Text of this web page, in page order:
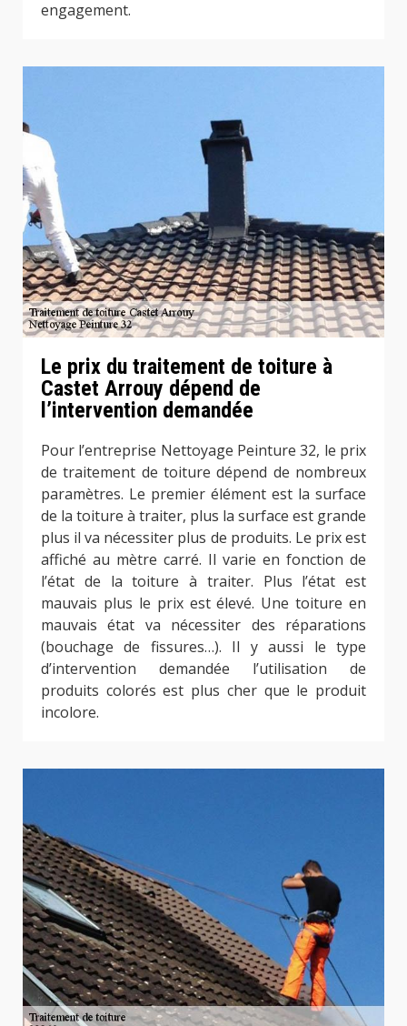
engagement.
Le prix du traitement de toiture à
Castet Arrouy dépend de
l’intervention demandée
Pour l’entreprise Nettoyage Peinture 32, le prix
de traitement de toiture dépend de nombreux
paramètres. Le premier élément est la surface
de la toiture à traiter, plus la surface est grande
plus il va nécessiter plus de produits. Le prix est
affiché au mètre carré. Il varie en fonction de
l’état de la toiture à traiter. Plus l’état est
mauvais plus le prix est élevé. Une toiture en
mauvais état va nécessiter des réparations
(bouchage de fissures…). Il y aussi le type
d’intervention demandée l’utilisation de
produits colorés est plus cher que le produit
incolore.